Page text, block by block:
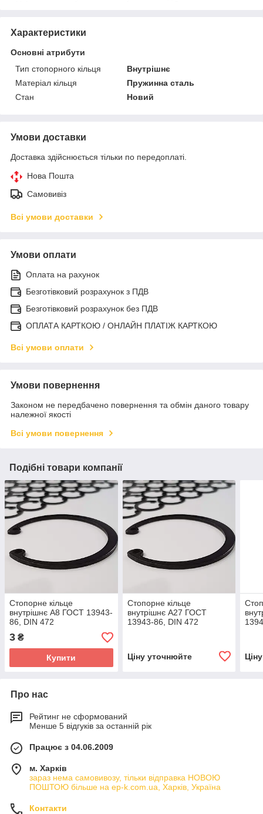
Характеристики
Основні атрибути
Тип стопорного кільця
Внутрішнє
Матеріал кільця
Пружинна сталь
Стан
Новий
Умови доставки
Доставка здійснюється тільки по передоплаті.
Нова Пошта
Самовивіз
Всі умови доставки
Умови оплати
Оплата на рахунок
Безготівковий розрахунок з ПДВ
Безготівковий розрахунок без ПДВ
ОПЛАТА КАРТКОЮ / ОНЛАЙН ПЛАТІЖ КАРТКОЮ
Всі умови оплати
Умови повернення
Законом не передбачено повернення та обмін даного товару
належної якості
Всі умови повернення
Подібні товари компанії
Стопорне кільце
внутрішнє А8 ГОСТ 13943-
86, DIN 472
3 ₴
Купити
Стопорне кільце
внутрішнє А27 ГОСТ
13943-86, DIN 472
Ціну уточнюйте
Про нас
Рейтинг не сформований
Менше 5 відгуків за останній рік
Працює з 04.06.2009
м. Харків
зараз нема самовивозу, тільки відправка НОВОЮ
ПОШТОЮ більше на ep-k.com.ua, Харків, Україна
Контакти